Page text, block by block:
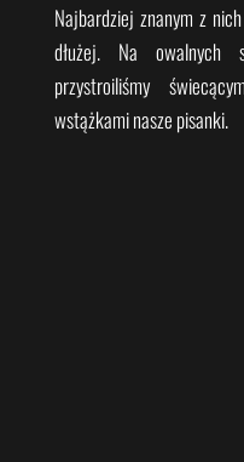
Najbardziej znanym z
dłużej. Na owalnych
przystroiliśmy
wstążkami nasze pisanki.